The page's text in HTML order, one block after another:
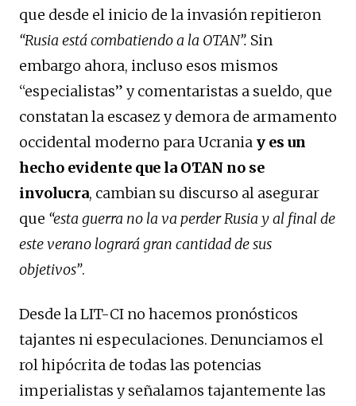
que desde el inicio de la invasión repitieron
“Rusia está combatiendo a la OTAN”. Sin
embargo ahora, incluso esos mismos
“especialistas” y comentaristas a sueldo, que
constatan la escasez y demora de armamento
occidental moderno para Ucrania y es un
hecho evidente que la OTAN no se
involucra, cambian su discurso al asegurar
que “esta guerra no la va perder Rusia y al final de
este verano logrará gran cantidad de sus
objetivos”.
Desde la LIT-CI no hacemos pronósticos
tajantes ni especulaciones. Denunciamos el
rol hipócrita de todas las potencias
imperialistas y señalamos tajantemente las